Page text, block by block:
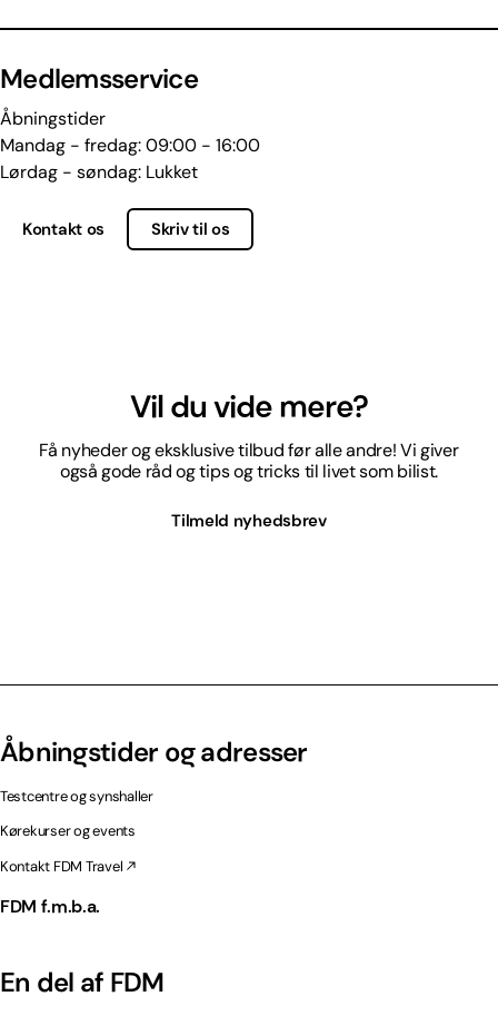
Medlemsservice
Åbningstider
Mandag - fredag: 09:00 - 16:00
Lørdag - søndag: Lukket
Kontakt os Skriv til os
Vil du vide mere?
Få nyheder og eksklusive tilbud før alle andre! Vi giver
også gode råd og tips og tricks til livet som bilist.
Tilmeld nyhedsbrev
Åbningstider og adresser
Testcentre og synshaller
Kørekurser og events
Kontakt FDM Travel
FDM f.m.b.a.
En del af FDM